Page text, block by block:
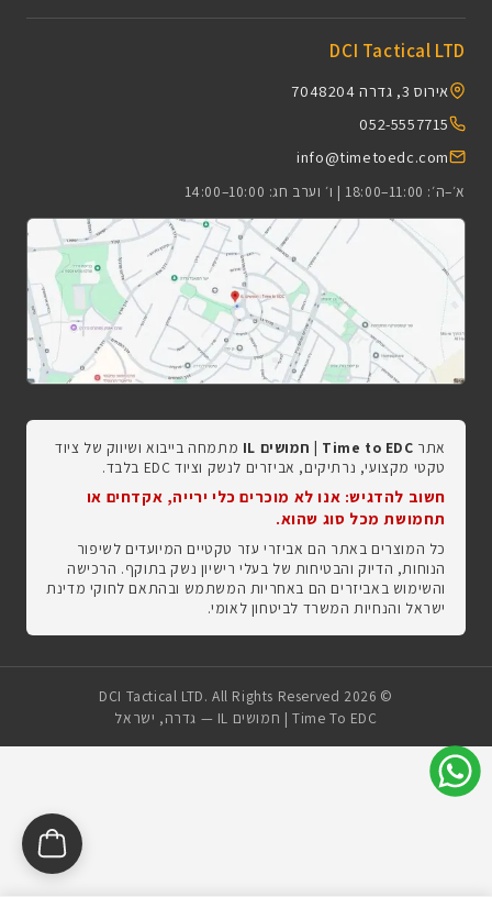
DCI Tactical LTD
אירוס 3, גדרה 7048204
052-5557715
info@timetoedc.com
א׳–ה׳: 11:00–18:00 | ו׳ וערב חג: 10:00–14:00
אתר Time to EDC | חמושים IL
מתמחה בייבוא ושיווק של ציוד
טקטי מקצועי, נרתיקים, אביזרים לנשק וציוד EDC בלבד.
חשוב להדגיש: אנו לא מוכרים כלי ירייה, אקדחים או
תחמושת מכל סוג שהוא.
כל המוצרים באתר הם אביזרי עזר טקטיים המיועדים לשיפור
הנוחות, הדיוק והבטיחות של בעלי רישיון נשק בתוקף. הרכישה
והשימוש באביזרים הם באחריות המשתמש ובהתאם לחוקי מדינת
ישראל והנחיות המשרד לביטחון לאומי.
© 2026 DCI Tactical LTD. All Rights Reserved
Time To EDC | חמושים IL — גדרה, ישראל